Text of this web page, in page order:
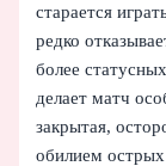
старается
редко
более
делает матч
закрытая,
обилием